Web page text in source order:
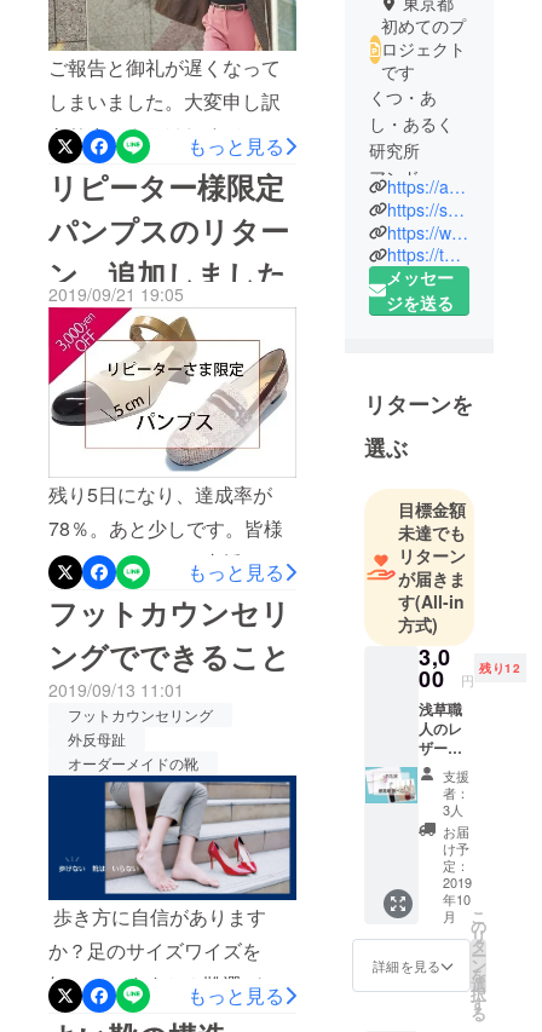
ご報告と御礼が遅くなって
しまいました。大変申し訳
ありません。はじめてのク
ラウドファンディング、無
事終了しました！最後まで
温かい応援、ありがとうご
ざいました。お陰さまで、
目標金額200万円を大幅にク
リア。達成率110％超えの
228万強まで行きました！最
終日の伸びが凄まじく、１
日で40万円以上のご支援
が、、、これにはビック
リ！しました。くつ美整体
トレーナー養成講座のご予
約も着々と増えています。
リピーターのお客さまが多
いです。皆さん、ひと通り
経験すると、人に話したく
なるようです！すごく嬉し
いことです＾＾終了後は
色々な方にご協力いただい
て、新たな動きがはじまっ
ています。また、ご報告さ
せていただきます。これか
らもどうぞよろしくお願い
します。アンド・ステディ
一同
もっと見る
リピーター様限定
パンプスのリター
ン、追加しました
2019/09/21 19:05
残り5日になり、達成率が
78％。あと少しです。皆様
にはたくさんのご支援をい
ただきまして誠にありがと
うございます。30000円の
パンプスが「Out Of Stock」
となってしまい、楽しみに
されていた方にはご心配お
かけしておりました。人気
リターンにつき、10足追加
いたしました。引き続き、
ご支援どうぞよろしくお願
いいたします。
もっと見る
フットカウンセリ
ングでできること
2019/09/13 11:01
フットカウンセリング
外反母趾
オーダーメイドの靴
歩き方に自信があります
か？足のサイズワイズを
知っていますか？靴選びに
自信がありますか？なぜい
もっと見る
初めてのプ
ロジェクト
です
くつ・あ
し・あるく
研究所
アンド・ス
テディ代表
小野崎記子
プロフィー
ル
育ちは浅
草。父方、
母方ともに
関係の会社
を経営し、
靴に関して
はサラブ
レット。大
学卒業後、
経営コンサ
ルタント会
社に就職。
30代で父が
急逝し、会
社を引き継
本格的に足
と靴の研究
を始め、
「足と靴の
https://andsteady.com
https://salon.andsteady.com
https://www.facebook.com/kutsuerabi/
https://twitter.com/andsteady
メッセー
ジを送る
リターンを
選ぶ
目標金額
未達でも
リターン
が届きま
す(All-in
方式)
3,0
00 円
残り12
浅草職
人のレ
ザー
ケース
に入っ
た携帯
用靴べ
ら（色
柄おま
かせ）
を、お
礼状と
ともに
お届け
しま
支援
者：
3人
お届
け予
定：
2019
年10
月
詳細を見る
こ
の
リ
タ
ー
ン
を
選
択
す
る